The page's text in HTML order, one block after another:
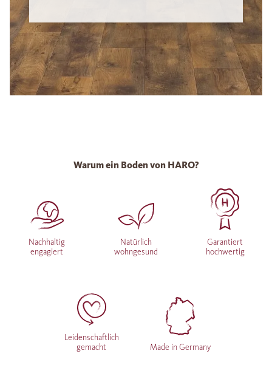
Warum ein Boden von HARO?
Nachhaltig
engagiert
Natürlich
wohngesund
Garantiert
hochwertig
Leidenschaftlich
gemacht
Made in Germany